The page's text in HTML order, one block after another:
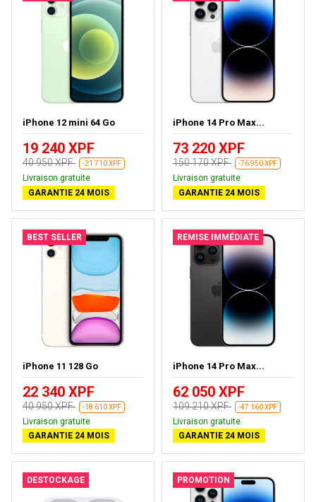
iPhone 12 mini 64 Go
19 240 XPF
40 950 XPF -21 710 XPF
Livraison gratuite
GARANTIE 24 MOIS
iPhone 14 Pro Max...
73 220 XPF
150 170 XPF -76 950 XPF
Livraison gratuite
GARANTIE 24 MOIS
BEST SELLER
iPhone 11 128 Go
22 340 XPF
40 950 XPF -18 610 XPF
Livraison gratuite
GARANTIE 24 MOIS
REMISE IMMÉDIATE
iPhone 14 Pro Max...
62 050 XPF
109 210 XPF -47 160 XPF
Livraison gratuite
GARANTIE 24 MOIS
DESTOCKAGE PROMOTION